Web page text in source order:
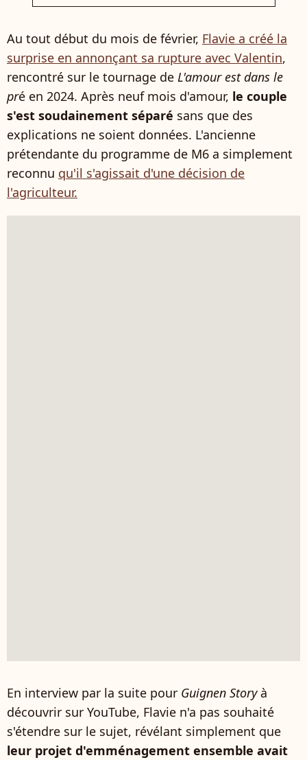
Au tout début du mois de février, Flavie a créé la
surprise en annonçant sa rupture avec Valentin,
rencontré sur le tournage de L'amour est dans le
pré en 2024. Après neuf mois d'amour, le couple
s'est soudainement séparé sans que des
explications ne soient données. L'ancienne
prétendante du programme de M6 a simplement
reconnu qu'il s'agissait d'une décision de
l'agriculteur.
En interview par la suite pour Guignen Storyà
découvrir sur YouTube, Flavie n'a pas souhaité
s'étendre sur le sujet, révélant simplement que
leur projet d'emménagement ensemble avait